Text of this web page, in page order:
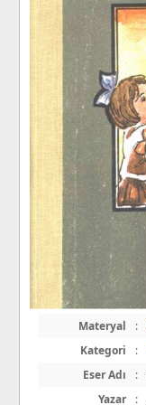
Materyal :
Kategori
:
Eser Adı
:
Yazar
: